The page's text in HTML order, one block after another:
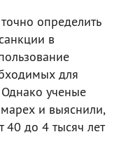
определить
в
для
ученые
и выяснили,
40 до 4 тысяч лет